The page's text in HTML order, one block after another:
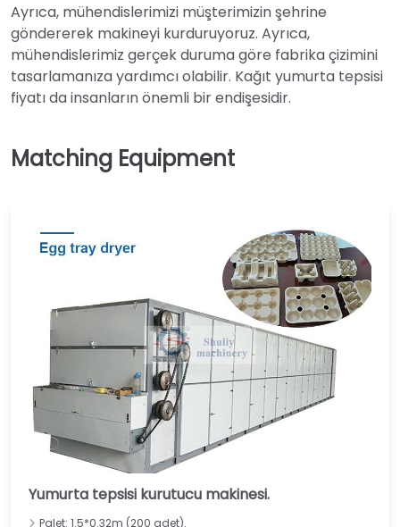
Ayrıca, mühendislerimizi müşterimizin şehrine
göndererek makineyi kurduruyoruz. Ayrıca,
mühendislerimiz gerçek duruma göre fabrika çizimini
tasarlamanıza yardımcı olabilir. Kağıt yumurta tepsisi
fiyatı da insanların önemli bir endişesidir.
Yumurta tepsisi kurutucu makinesi.
Palet: 1.5*0.32m (200 adet).